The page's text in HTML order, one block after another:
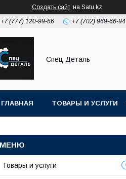
Создать сайт на Satu.kz
+7 (777) 120-99-66 +7 (702) 969-66-94
Спец Деталь
ГЛАВНАЯ ТОВАРЫ И УСЛУГИ
Товары и услуги